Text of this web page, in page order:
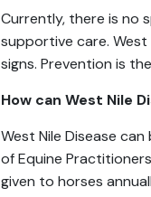
Currently, there is no
supportive care. West
signs. Prevention is
How can West Nile
West Nile Disease
of Equine
given to horses